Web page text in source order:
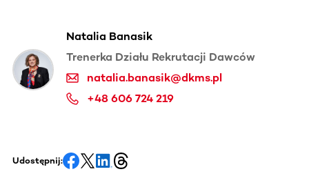
Natalia Banasik
Trenerka Działu Rekrutacji Dawców
natalia.banasik@dkms.pl
+48 606 724 219
Udostępnij: